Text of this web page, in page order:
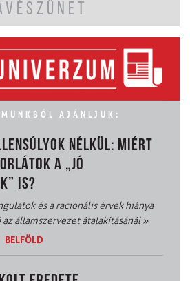
AJÁNLJUK:
NÉLKÜL: MIÉRT
A „JÓ
IS?
és a racionális érvek hiánya
az államszervezet átalakításánál»
BELFÖLD